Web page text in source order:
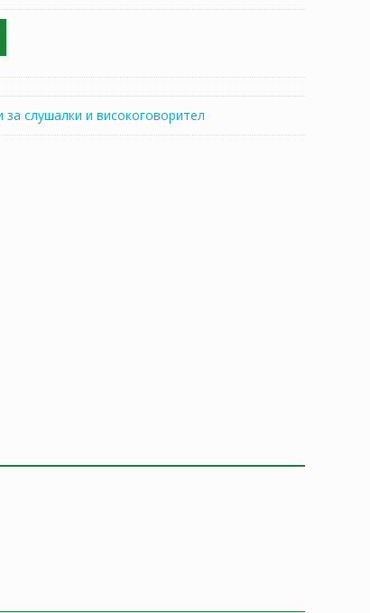
за слушалки и високоговорител